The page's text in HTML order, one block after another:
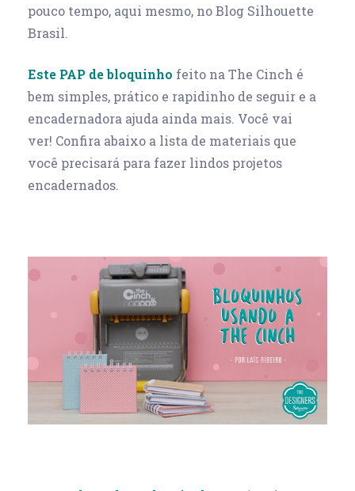
pouco tempo, aqui mesmo, no Blog Silhouette
Brasil.
Este PAP de bloquinho feito na The Cinch é
bem simples, prático e rapidinho de seguir e a
encadernadora ajuda ainda mais. Você vai
ver! Confira abaixo a lista de materiais que
você precisará para fazer lindos projetos
encadernados.